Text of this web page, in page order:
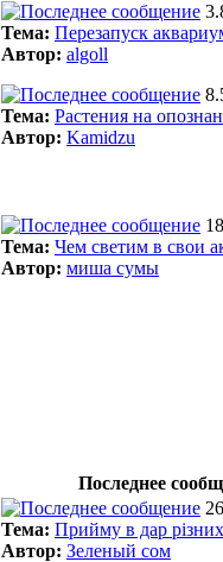
Тема: Перезапуск
Автор: algoll
Тема: Растения на
Автор: Kamidzu
Тема: Чем светим в свои
Автор: миша сумы
Последнее
Тема: Прийму в дар
Автор: Зеленый сом